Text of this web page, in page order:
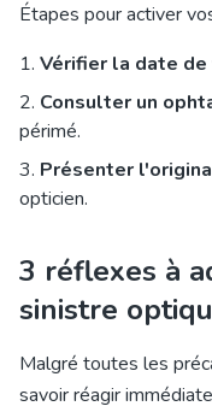
Étapes pour activer
Vérifier la date
Consulter un
périmé.
Présenter
opticien.
3 réflexes à
sinistre
Malgré toutes les
savoir réagir